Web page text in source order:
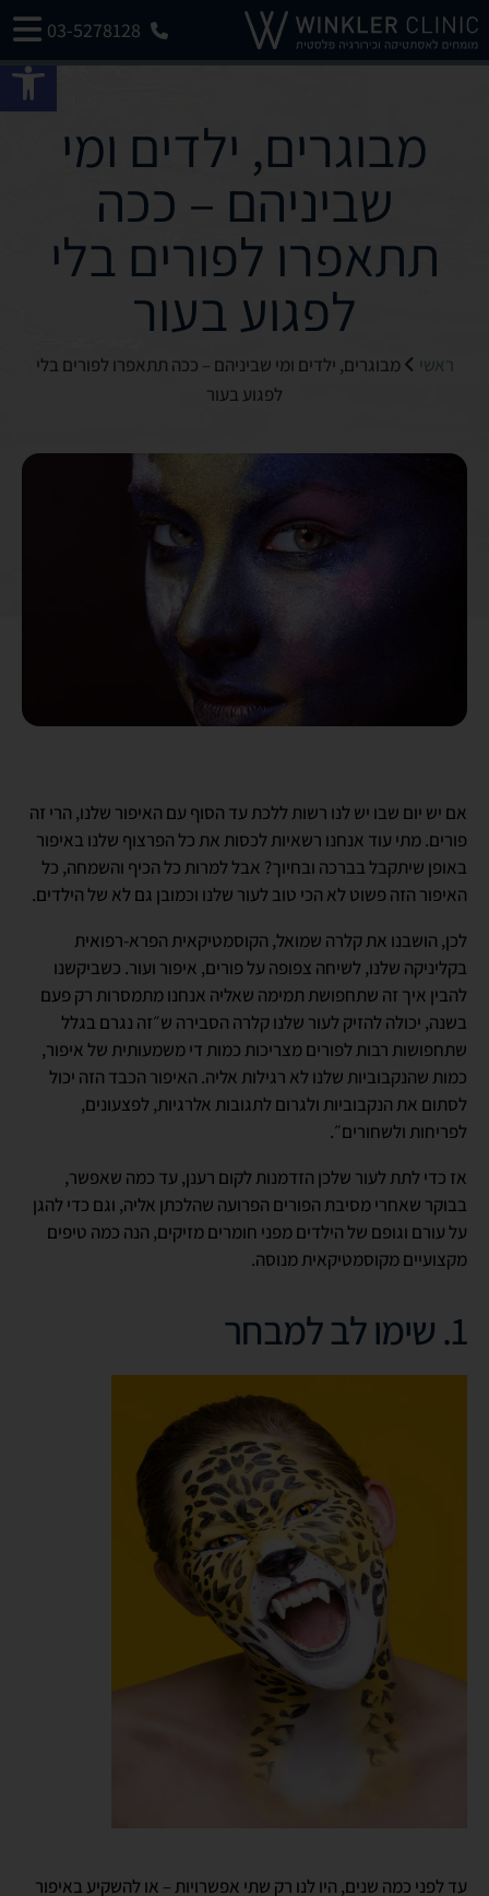
03-5278128
מבוגרים, ילדים ומי
שביניהם – ככה
תתאפרו לפורים בלי
לפגוע בעור
ראשי
מבוגרים, ילדים ומי שביניהם – ככה תתאפרו לפורים בלי
לפגוע בעור
אם יש יום שבו יש לנו רשות ללכת עד הסוף עם האיפור שלנו, הרי זה
פורים. מתי עוד אנחנו רשאיות לכסות את כל הפרצוף שלנו באיפור
באופן שיתקבל בברכה ובחיוך? אבל למרות כל הכיף והשמחה, כל
האיפור הזה פשוט לא הכי טוב לעור שלנו וכמובן גם לא של הילדים.
לכן, הושבנו את קלרה שמואל, הקוסמטיקאית הפרא-רפואית
בקליניקה שלנו, לשיחה צפופה על פורים, איפור ועור. כשביקשנו
להבין איך זה שתחפושת תמימה שאליה אנחנו מתמסרות רק פעם
בשנה, יכולה להזיק לעור שלנו קלרה הסבירה ש״זה נגרם בגלל
שתחפושות רבות לפורים מצריכות כמות די משמעותית של איפור,
כמות שהנקבוביות שלנו לא רגילות אליה. האיפור הכבד הזה יכול
לסתום את הנקבוביות ולגרום לתגובות אלרגיות, לפצעונים,
לפריחות ולשחורים״.
אז כדי לתת לעור שלכן הזדמנות לקום רענן, עד כמה שאפשר,
בבוקר שאחרי מסיבת הפורים הפרועה שהלכתן אליה, וגם כדי להגן
על עורם וגופם של הילדים מפני חומרים מזיקים, הנה כמה טיפים
מקצועיים מקוסמטיקאית מנוסה.
1. שימו לב למבחר
עד לפני כמה שנים, היו לנו רק שתי אפשרויות – או להשקיע באיפור